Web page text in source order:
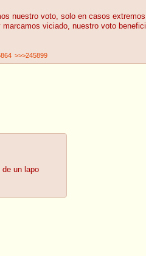
nuestro voto, solo en casos
viciado, nuestro voto
>>>245899
un lapo